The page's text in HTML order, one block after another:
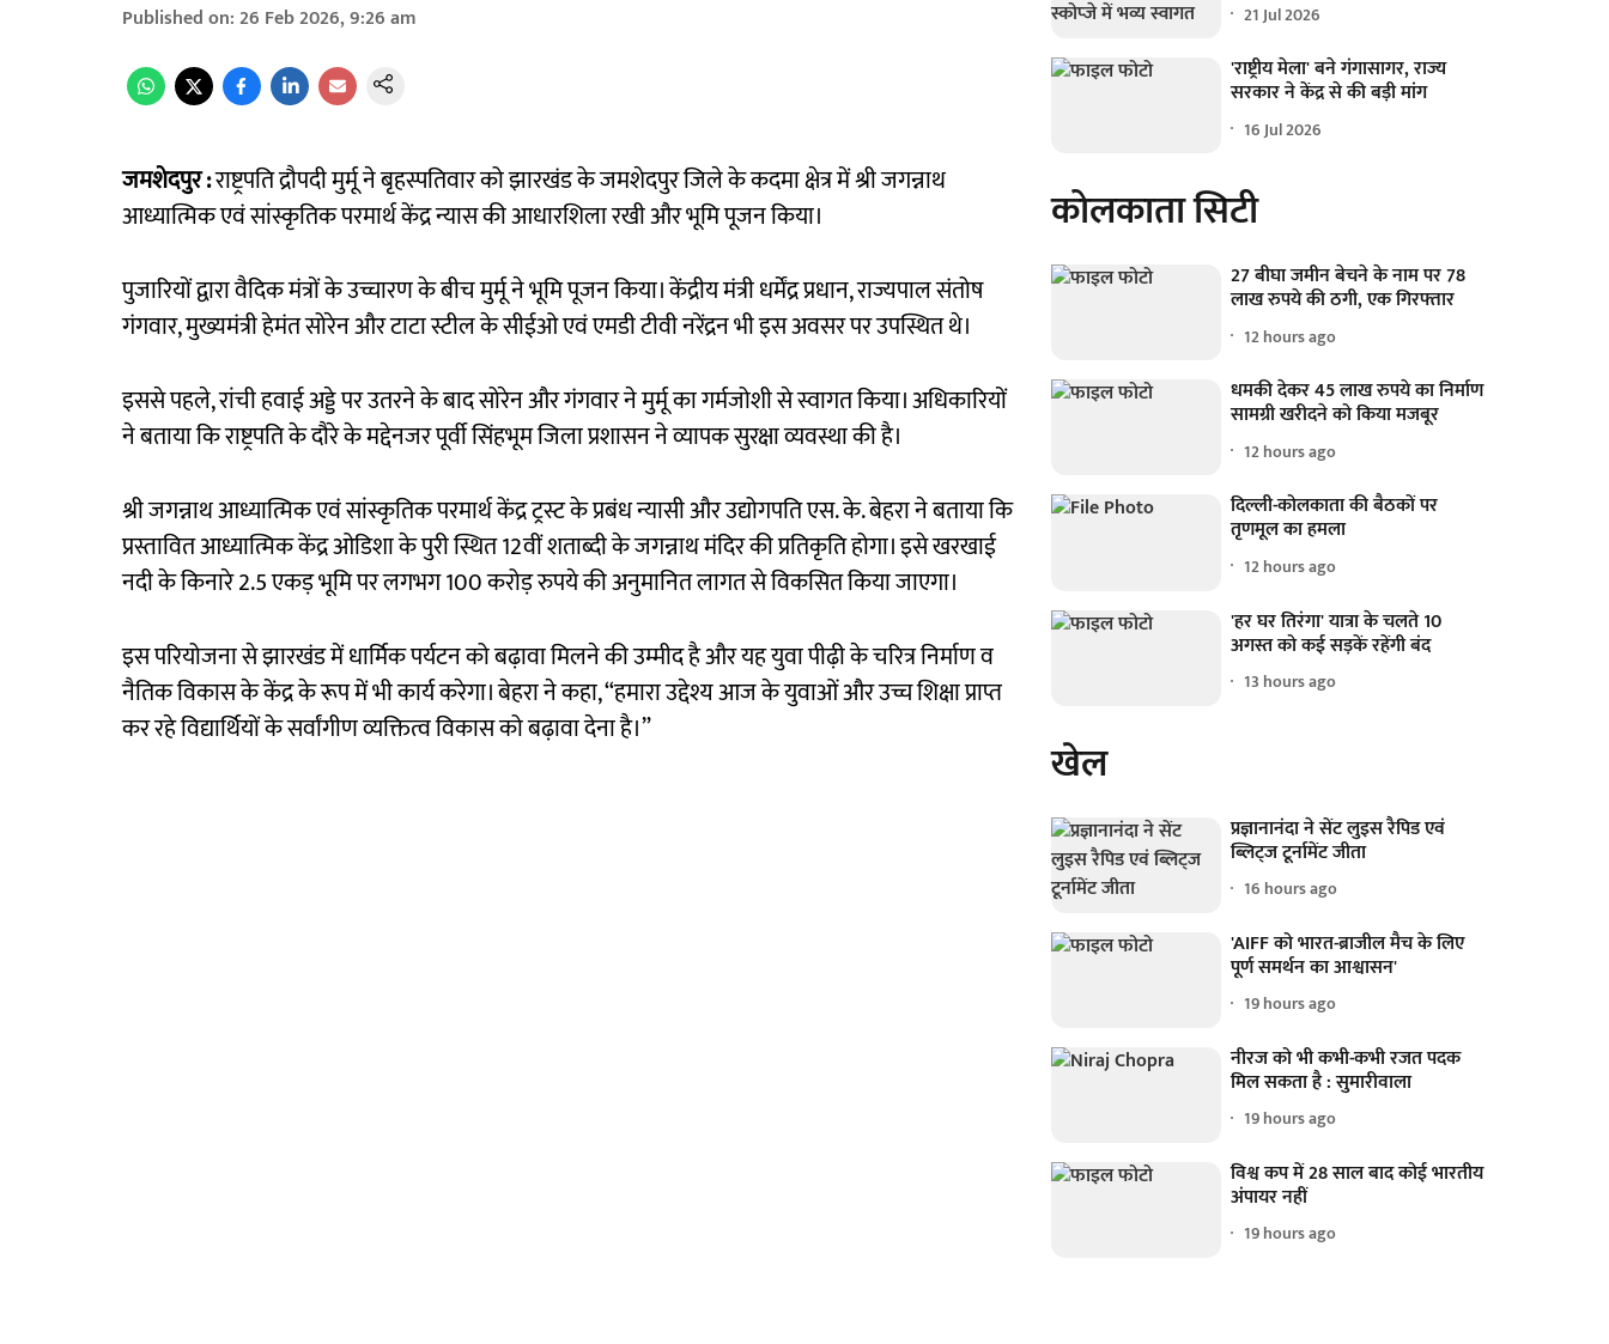
Published on:26 Feb 2026, 9:26 am
जमशेदपुर :राष्ट्रपति द्रौपदी मुर्मू ने बृहस्पतिवार को झारखंड के जमशेदपुर जिले के कदमा क्षेत्र में श्री जगन्नाथ
आध्यात्मिक एवं सांस्कृतिक परमार्थ केंद्र न्यास की आधारशिला रखी और भूमि पूजन किया।
पुजारियों द्वारा वैदिक मंत्रों के उच्चारण के बीच मुर्मू ने भूमि पूजन किया। केंद्रीय मंत्री धर्मेंद्र प्रधान, राज्यपाल संतोष
गंगवार, मुख्यमंत्री हेमंत सोरेन और टाटा स्टील के सीईओ एवं एमडी टीवी नरेंद्रन भी इस अवसर पर उपस्थित थे।
इससे पहले, रांची हवाई अड्डे पर उतरने के बाद सोरेन और गंगवार ने मुर्मू का गर्मजोशी से स्वागत किया। अधिकारियों
ने बताया कि राष्ट्रपति के दौरे के मद्देनजर पूर्वी सिंहभूम जिला प्रशासन ने व्यापक सुरक्षा व्यवस्था की है।
श्री जगन्नाथ आध्यात्मिक एवं सांस्कृतिक परमार्थ केंद्र ट्रस्ट के प्रबंध न्यासी और उद्योगपति एस. के. बेहरा ने बताया कि
प्रस्तावित आध्यात्मिक केंद्र ओडिशा के पुरी स्थित 12वीं शताब्दी के जगन्नाथ मंदिर की प्रतिकृति होगा। इसे खरखाई
नदी के किनारे 2.5 एकड़ भूमि पर लगभग 100 करोड़ रुपये की अनुमानित लागत से विकसित किया जाएगा।
इस परियोजना से झारखंड में धार्मिक पर्यटन को बढ़ावा मिलने की उम्मीद है और यह युवा पीढ़ी के चरित्र निर्माण व
नैतिक विकास के केंद्र के रूप में भी कार्य करेगा। बेहरा ने कहा, “हमारा उद्देश्य आज के युवाओं और उच्च शिक्षा प्राप्त
कर रहे विद्यार्थियों के सर्वांगीण व्यक्तित्व विकास को बढ़ावा देना है।”
21 Jul 2026
'राष्ट्रीय मेला' बने गंगासागर, राज्य
सरकार ने केंद्र से की बड़ी मांग
16 Jul 2026
कोलकाता सिटी
27 बीघा जमीन बेचने के नाम पर 78
लाख रुपये की ठगी, एक गिरफ्तार
12 hours ago
धमकी देकर 45 लाख रुपये का निर्माण
सामग्री खरीदने को किया मजबूर
12 hours ago
दिल्ली-कोलकाता की बैठकों पर
तृणमूल का हमला
12 hours ago
'हर घर तिरंगा' यात्रा के चलते 10
अगस्त को कई सड़कें रहेंगी बंद
13 hours ago
खेल
प्रज्ञानानंदा ने सेंट लुइस रैपिड एवं
ब्लिट्ज टूर्नामेंट जीता
16 hours ago
'AIFF को भारत-ब्राजील मैच के लिए
पूर्ण समर्थन का आश्वासन'
19 hours ago
नीरज को भी कभी-कभी रजत पदक
मिल सकता है : सुमारीवाला
19 hours ago
विश्व कप में 28 साल बाद कोई भारतीय
अंपायर नहीं
19 hours ago